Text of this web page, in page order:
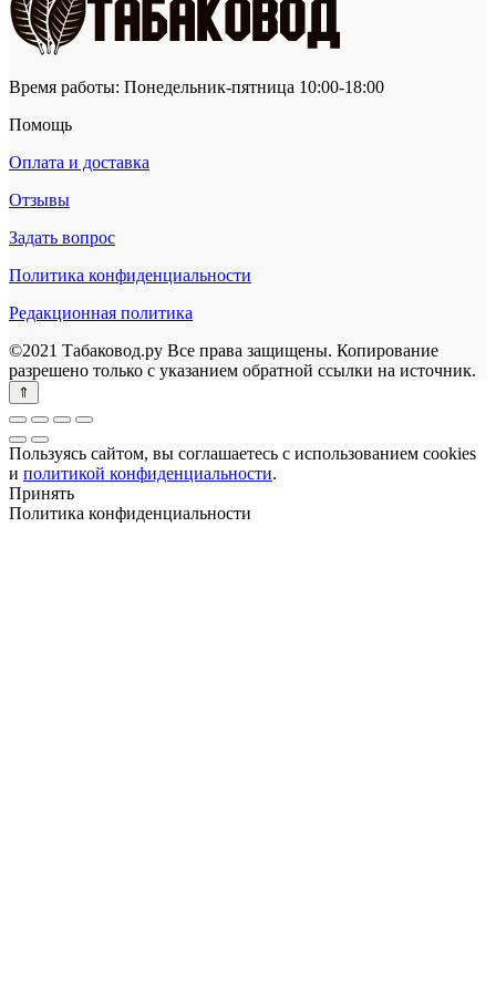
Время работы: Понедельник-пятница 10:00-18:00
Помощь
Оплата и доставка
Отзывы
Задать вопрос
Политика конфиденциальности
Редакционная политика
©2021 Табаковод.ру Все права защищены. Копирование
разрешено только с указанием обратной ссылки на источник.
Пользуясь сайтом, вы соглашаетесь с использованием cookies
и политикой конфиденциальности.
Принять
Политика конфиденциальности